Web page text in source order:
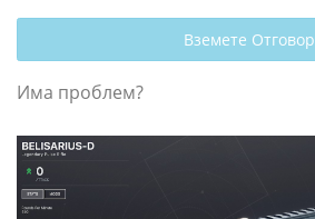
Вземете Отговор
Има проблем?